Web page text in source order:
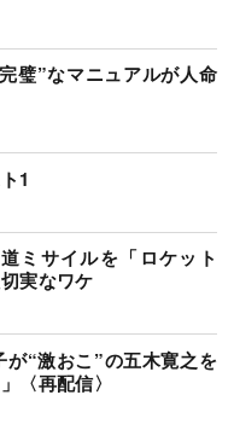
璧”なマニュアルが人命
1
ミサイルを「ロケット
実なワケ
“激おこ”の五木寛之を
〈再配信〉